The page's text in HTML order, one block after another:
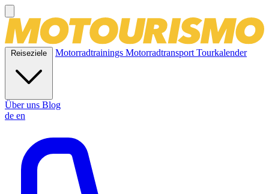
Reiseziele Motorradtrainings MotorradtransportTourkalender
Über uns Blog
de en